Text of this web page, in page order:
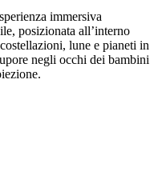
immersiva
posizionata all’interno
lune e pianeti in
negli occhi dei bambini